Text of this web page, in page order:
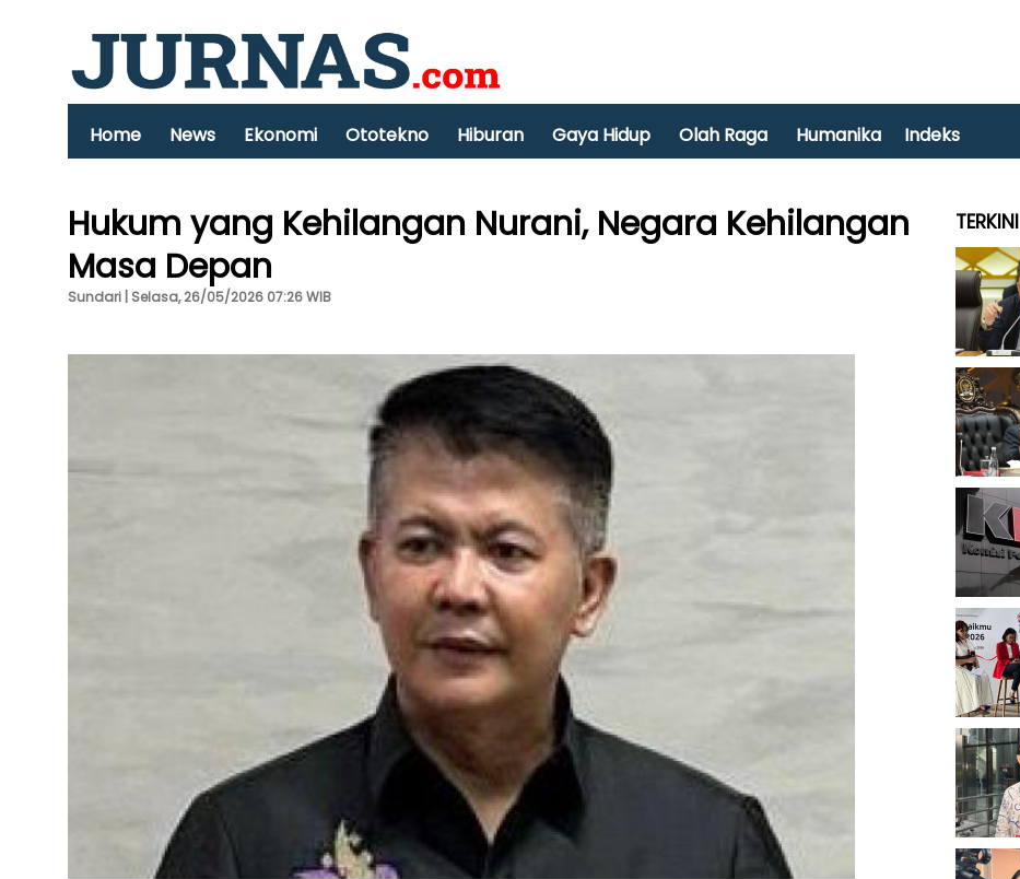
Home News Ekonomi Ototekno Hiburan Gaya Hidup Olah Raga Humanika Indeks
Hukum yang Kehilangan Nurani, Negara Kehilangan
Masa Depan
Sundari | Selasa, 26/05/2026 07:26 WIB
TERKINI